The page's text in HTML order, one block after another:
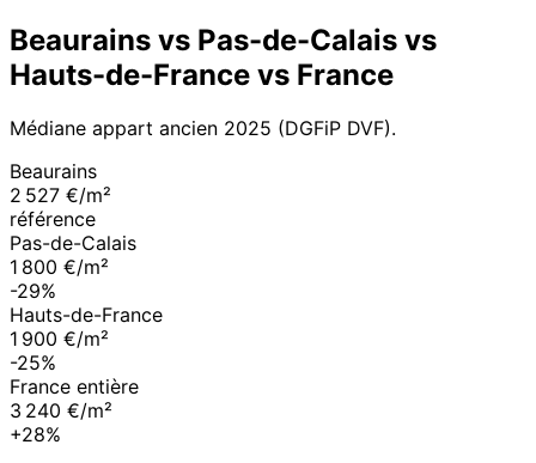
Beaurains vs Pas-de-Calais vs
Hauts-de-France vs France
Médiane appart ancien 2025 (DGFiP DVF).
Beaurains
2 527 €/m²
référence
Pas-de-Calais
1 800 €/m²
-29%
Hauts-de-France
1 900 €/m²
-25%
France entière
3 240 €/m²
+28%